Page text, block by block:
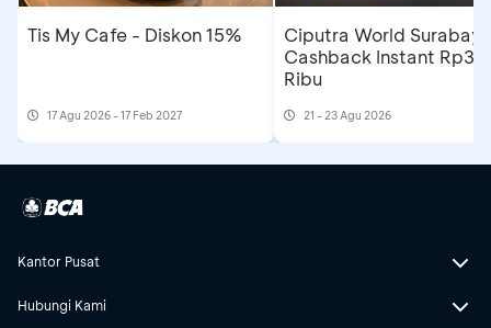
Tis My Cafe - Diskon 15%
17 Agu 2026 - 17 Feb 2027
Ciputra World
Cashback Instant Rp30
Ribu
21 - 23 Agu 2026
Kantor Pusat
Hubungi Kami